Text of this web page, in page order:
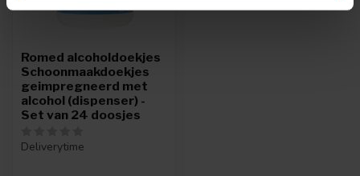
Romed alcoholdoekjes
Schoonmaakdoekjes
geimpregneerd met
alcohol (dispenser) -
Set van 24 doosjes
Deliverytime